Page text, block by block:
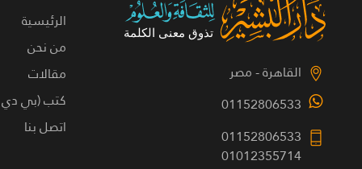
القاهرة - مصر
01152806533
01152806533
01012355714
الرئيسية
من نحن
مقالات
كتب (بي
اتصل بنا